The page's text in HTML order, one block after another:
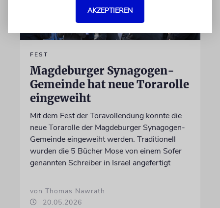
FEST
Magdeburger Synagogen-
Gemeinde hat neue Torarolle
eingeweiht
Mit dem Fest der Toravollendung konnte die
neue Torarolle der Magdeburger Synagogen-
Gemeinde eingeweiht werden. Traditionell
wurden die 5 Bücher Mose von einem Sofer
genannten Schreiber in Israel angefertigt
von Thomas Nawrath
20.05.2026
AKZEPTIEREN